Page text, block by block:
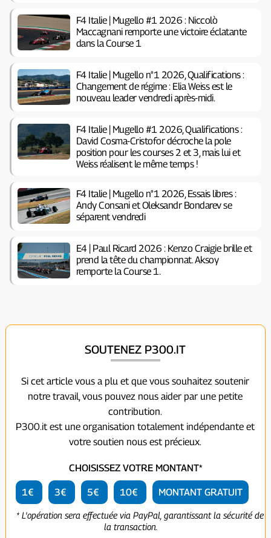
F4 Italie | Mugello #1 2026 : Niccolò
Maccagnani remporte une victoire éclatante
dans la Course 1
F4 Italie | Mugello n°1 2026, Qualifications :
Changement de régime : Elia Weiss est le
nouveau leader vendredi après-midi.
F4 Italie | Mugello #1 2026, Qualifications :
David Cosma-Cristofor décroche la pole
position pour les courses 2 et 3, mais lui et
Weiss réalisent le même temps !
F4 Italie | Mugello n°1 2026, Essais libres :
Andy Consani et Oleksandr Bondarev se
séparent vendredi
E4 | Paul Ricard 2026 : Kenzo Craigie brille et
prend la tête du championnat. Aksoy
remporte la Course 1.
SOUTENEZ P300.IT
Si cet article vous a plu et que vous souhaitez soutenir
notre travail, vous pouvez nous aider par une petite
contribution.
P300.it est une organisation totalement indépendante et
votre soutien nous est précieux.
CHOISISSEZ VOTRE MONTANT*
1€ 3€ 5€ 10€ MONTANT GRATUIT
* L'opération sera effectuée via PayPal, garantissant la sécurité de
la transaction.